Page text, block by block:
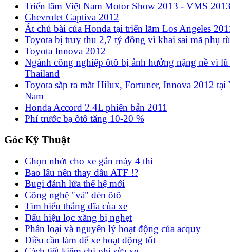
Triển lãm Việt Nam Motor Show 2013 - VMS
Chevrolet Captiva 2012
Át chủ bài của Honda tại triển lãm Los Angeles
Toyota bị truy thu 2,7 tỷ đồng vì khai sai mã phụ
Toyota Innova 2012
Ngành công nghiệp ôtô bị ảnh hưởng nặng nề vì
Thailand
Toyota sắp ra mắt Hilux, Fortuner, Innova 2012 tại
Nam
Honda Accord 2.4L phiên bản 2011
Phí trước bạ ôtô tăng 10-20 %
Góc Kỹ Thuật
Chọn nhớt cho xe gắn máy 4 thì
Bao lâu nên thay dầu ATF !?
Bugi đánh lửa thế hệ mới
Công nghệ "vá" đèn ôtô
Tìm hiểu thắng đĩa của xe
Dấu hiệu lọc xăng bị nghẹt
Phân loại và nguyên lý hoạt động của acquy
Điều cần làm để xe hoạt động tốt